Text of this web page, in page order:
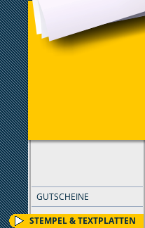
GUTSCHEINE
STEMPEL & TEXTPLATTEN